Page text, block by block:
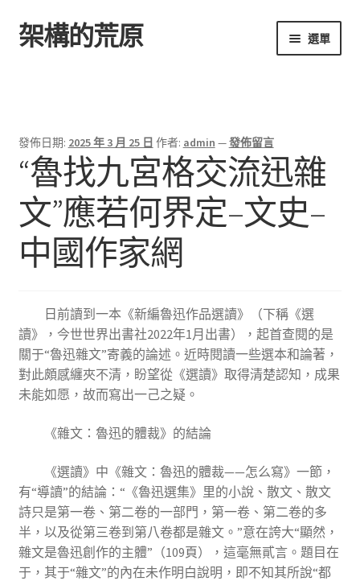
跳
至
跳
至
架構的荒原 選單
發佈日期: 2025 年 3 月 25 日 作者: admin —發佈留言
“魯找九宮格交流迅雜
文”應若何界定–文史–
中國作家網
日前讀到一本《新編魯迅作品選讀》（下稱《選
讀》，今世世界出書社2022年1月出書），起首查閱的是
關于“魯迅雜文”寄義的論述。近時閱讀一些選本和論著，
對此頗感纏夾不清，盼望從《選讀》取得清楚認知，成果
未能如愿，故而寫出一己之疑。
《雜文：魯迅的體裁》的結論
《選讀》中《雜文：魯迅的體裁——怎么寫》一節，
有“導讀”的結論：“《魯迅選集》里的小說、散文、散文
詩只是第一卷、第二卷的一部門，第一卷、第二卷的多
半，以及從第三卷到第八卷都是雜文。”意在誇大“顯然，
雜文是魯迅創作的主體”（109頁），這毫無貳言。題目在
于，其于“雜文”的內在未作明白說明，即不知其所說“都